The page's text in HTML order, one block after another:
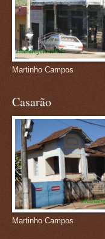
Martinho Campos
Casarão
Martinho Campos